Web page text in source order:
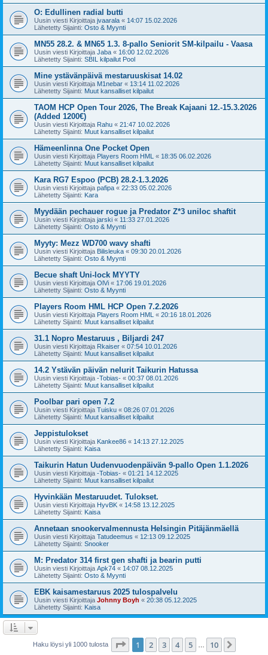
O: Edullinen radial butti
Uusin viesti Kirjoittaja jvaarala « 14:07 15.02.2026
Lähetetty Sijainti: Osto & Myynti
MN55 28.2. & MN65 1.3. 8-pallo Seniorit SM-kilpailu - Vaasa
Uusin viesti Kirjoittaja Jaba « 16:00 12.02.2026
Lähetetty Sijainti: SBIL kilpailut Pool
Mine ystävänpäivä mestaruuskisat 14.02
Uusin viesti Kirjoittaja M1nebar « 13:14 11.02.2026
Lähetetty Sijainti: Muut kansalliset kilpailut
TAOM HCP Open Tour 2026, The Break Kajaani 12.-15.3.2026
(Added 1200€)
Uusin viesti Kirjoittaja Rahu « 21:47 10.02.2026
Lähetetty Sijainti: Muut kansalliset kilpailut
Hämeenlinna One Pocket Open
Uusin viesti Kirjoittaja Players Room HML « 18:35 06.02.2026
Lähetetty Sijainti: Muut kansalliset kilpailut
Kara RG7 Espoo (PCB) 28.2-1.3.2026
Uusin viesti Kirjoittaja pafipa « 22:33 05.02.2026
Lähetetty Sijainti: Kara
Myydään pechauer rogue ja Predator Z*3 uniloc shaftit
Uusin viesti Kirjoittaja jarski « 11:33 27.01.2026
Lähetetty Sijainti: Osto & Myynti
Myyty: Mezz WD700 wavy shafti
Uusin viesti Kirjoittaja Bilisleuka « 09:30 20.01.2026
Lähetetty Sijainti: Osto & Myynti
Becue shaft Uni-lock MYYTY
Uusin viesti Kirjoittaja OlVi « 17:06 19.01.2026
Lähetetty Sijainti: Osto & Myynti
Players Room HML HCP Open 7.2.2026
Uusin viesti Kirjoittaja Players Room HML « 20:16 18.01.2026
Lähetetty Sijainti: Muut kansalliset kilpailut
31.1 Nopro Mestaruus , Biljardi 247
Uusin viesti Kirjoittaja Rkaiser « 07:54 10.01.2026
Lähetetty Sijainti: Muut kansalliset kilpailut
14.2 Ystävän päivän nelurit Taikurin Hatussa
Uusin viesti Kirjoittaja -Tobias- « 00:37 08.01.2026
Lähetetty Sijainti: Muut kansalliset kilpailut
Poolbar pari open 7.2
Uusin viesti Kirjoittaja Tuisku « 08:26 07.01.2026
Lähetetty Sijainti: Muut kansalliset kilpailut
Jeppistulokset
Uusin viesti Kirjoittaja Kankee86 « 14:13 27.12.2025
Lähetetty Sijainti: Kaisa
Taikurin Hatun Uudenvuodenpäivän 9-pallo Open 1.1.2026
Uusin viesti Kirjoittaja -Tobias- « 01:21 14.12.2025
Lähetetty Sijainti: Muut kansalliset kilpailut
Hyvinkään Mestaruudet. Tulokset.
Uusin viesti Kirjoittaja HyvBK « 14:58 13.12.2025
Lähetetty Sijainti: Kaisa
Annetaan snookervalmennusta Helsingin Pitäjänmäellä
Uusin viesti Kirjoittaja Tatudeemus « 12:13 09.12.2025
Lähetetty Sijainti: Snooker
M: Predator 314 first gen shafti ja bearin putti
Uusin viesti Kirjoittaja Apk74 « 14:07 08.12.2025
Lähetetty Sijainti: Osto & Myynti
EBK kaisamestaruus 2025 tulospalvelu
Uusin viesti Kirjoittaja Johnny Boyh « 20:38 05.12.2025
Lähetetty Sijainti: Kaisa
Haku löysi yli 1000 tulosta Sivu /10
1 2 3 4 5 10